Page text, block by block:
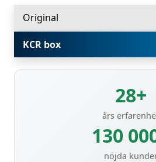
Original
KCR box
28+
års
130
nöjda